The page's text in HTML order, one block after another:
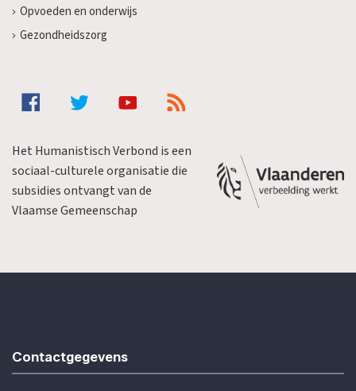
Opvoeden en onderwijs
Gezondheidszorg
Het Humanistisch Verbond is een
sociaal-culturele organisatie die
subsidies ontvangt van de
Vlaamse Gemeenschap
Contactgegevens